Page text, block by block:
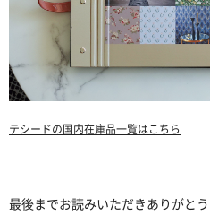
テシードの国内在庫品一覧はこちら
最後までお読みいただきありがとう